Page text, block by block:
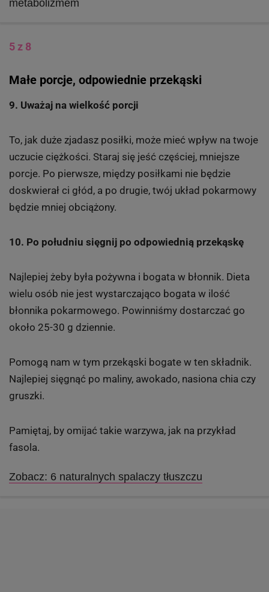
metabolizmem
5 z 8
Małe porcje, odpowiednie przekąski
9. Uważaj na wielkość porcji
To, jak duże zjadasz posiłki, może mieć wpływ na twoje
uczucie ciężkości. Staraj się jeść częściej, mniejsze
porcje. Po pierwsze, między posiłkami nie będzie
doskwierał ci głód, a po drugie, twój układ pokarmowy
będzie mniej obciążony.
10. Po południu sięgnij po odpowiednią przekąskę
Najlepiej żeby była pożywna i bogata w błonnik. Dieta
wielu osób nie jest wystarczająco bogata w ilość
błonnika pokarmowego. Powinniśmy dostarczać go
około 25-30 g dziennie.
Pomogą nam w tym przekąski bogate w ten składnik.
Najlepiej sięgnąć po maliny, awokado, nasiona chia czy
gruszki.
Pamiętaj, by omijać takie warzywa, jak na przykład
fasola.
Zobacz: 6 naturalnych spalaczy tłuszczu